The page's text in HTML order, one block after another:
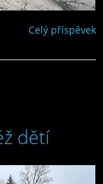
Celý příspěvek
dětí